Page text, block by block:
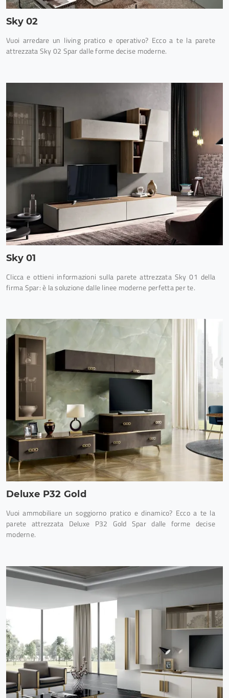
Sky 02
Vuoi arredare un living pratico e operativo? Ecco a te la parete
attrezzata Sky 02 Spar dalle forme decise moderne.
Sky 01
Clicca e ottieni informazioni sulla parete attrezzata Sky 01 della
firma Spar: è la soluzione dalle linee moderne perfetta per te.
Deluxe P32 Gold
Vuoi ammobiliare un soggiorno pratico e dinamico? Ecco a te la
parete attrezzata Deluxe P32 Gold Spar dalle forme decise
moderne.